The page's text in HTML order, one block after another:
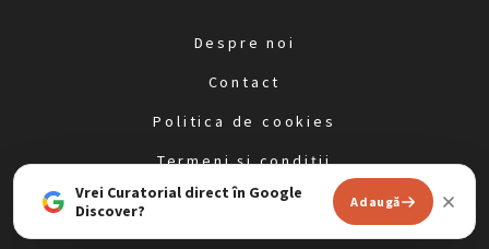
Despre noi
Contact
Politica de cookies
Termeni și condiții
Politica de confidențialitate
Vrei Curatorial direct în Google
Discover?
Adaugă